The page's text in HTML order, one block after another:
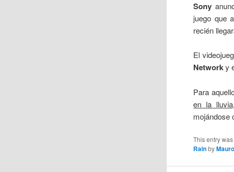
Sony
juego que
recién
El
Networky
Para
en la lluvia
mojándose
This entry
RainbyMauro